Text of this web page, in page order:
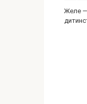
Желе —